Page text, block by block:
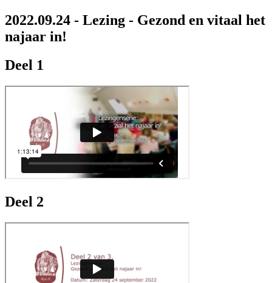
2022.09.24 - Lezing - Gezond en vitaal het
najaar in!
Deel 1
Deel 2